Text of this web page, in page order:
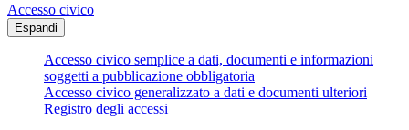
Accesso civico
Espandi
Accesso civico semplice a dati, documenti e informazioni
soggetti a pubblicazione obbligatoria
Accesso civico generalizzato a dati e documenti ulteriori
Registro degli accessi